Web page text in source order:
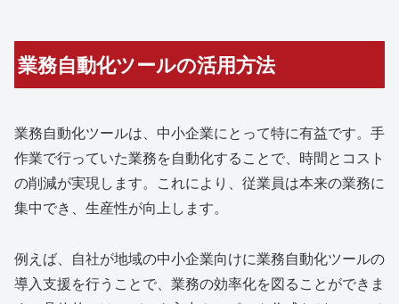
業務自動化ツールの活用方法
業務自動化ツールは、中小企業にとって特に有益です。手
作業で行っていた業務を自動化することで、時間とコスト
の削減が実現します。これにより、従業員は本来の業務に
集中でき、生産性が向上します。
例えば、自社が地域の中小企業向けに業務自動化ツールの
導入支援を行うことで、業務の効率化を図ることができま